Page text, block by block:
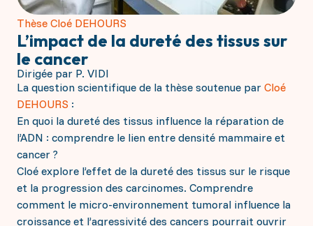
Thèse Cloé DEHOURS
L’impact de la dureté des tissus sur
le cancer
Dirigée par P. VIDI
La question scientifique de la thèse soutenue par Cloé
DEHOURS :
En quoi la dureté des tissus influence la réparation de
l’ADN : comprendre le lien entre densité mammaire et
cancer ?
Cloé explore l’effet de la dureté des tissus sur le risque
et la progression des carcinomes. Comprendre
comment le micro-environnement tumoral influence la
croissance et l’agressivité des cancers pourrait ouvrir